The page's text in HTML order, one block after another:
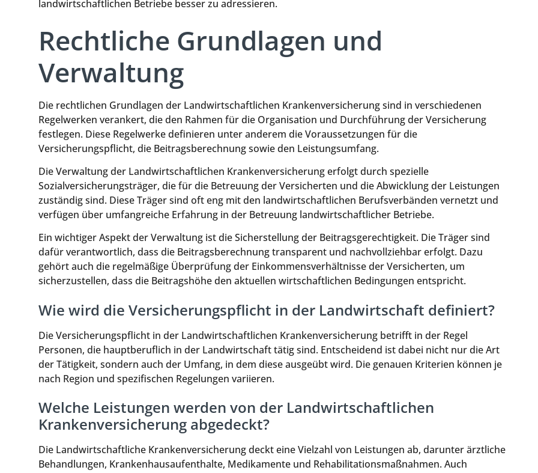
landwirtschaftlichen Betriebe besser zu adressieren.
Rechtliche Grundlagen und
Verwaltung
Die rechtlichen Grundlagen der Landwirtschaftlichen Krankenversicherung sind in verschiedenen
Regelwerken verankert, die den Rahmen für die Organisation und Durchführung der Versicherung
festlegen. Diese Regelwerke definieren unter anderem die Voraussetzungen für die
Versicherungspflicht, die Beitragsberechnung sowie den Leistungsumfang.
Die Verwaltung der Landwirtschaftlichen Krankenversicherung erfolgt durch spezielle
Sozialversicherungsträger, die für die Betreuung der Versicherten und die Abwicklung der Leistungen
zuständig sind. Diese Träger sind oft eng mit den landwirtschaftlichen Berufsverbänden vernetzt und
verfügen über umfangreiche Erfahrung in der Betreuung landwirtschaftlicher Betriebe.
Ein wichtiger Aspekt der Verwaltung ist die Sicherstellung der Beitragsgerechtigkeit. Die Träger sind
dafür verantwortlich, dass die Beitragsberechnung transparent und nachvollziehbar erfolgt. Dazu
gehört auch die regelmäßige Überprüfung der Einkommensverhältnisse der Versicherten, um
sicherzustellen, dass die Beitragshöhe den aktuellen wirtschaftlichen Bedingungen entspricht.
Wie wird die Versicherungspflicht in der Landwirtschaft definiert?
Die Versicherungspflicht in der Landwirtschaftlichen Krankenversicherung betrifft in der Regel
Personen, die hauptberuflich in der Landwirtschaft tätig sind. Entscheidend ist dabei nicht nur die Art
der Tätigkeit, sondern auch der Umfang, in dem diese ausgeübt wird. Die genauen Kriterien können je
nach Region und spezifischen Regelungen variieren.
Welche Leistungen werden von der Landwirtschaftlichen
Krankenversicherung abgedeckt?
Die Landwirtschaftliche Krankenversicherung deckt eine Vielzahl von Leistungen ab, darunter ärztliche
Behandlungen, Krankenhausaufenthalte, Medikamente und Rehabilitationsmaßnahmen. Auch